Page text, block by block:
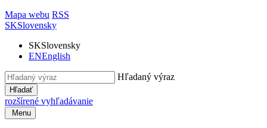
Mapa webu RSS
SKSlovensky
SKSlovensky
ENEnglish
Hľadaný výraz
Hľadať
rozšírené vyhľadávanie
Menu